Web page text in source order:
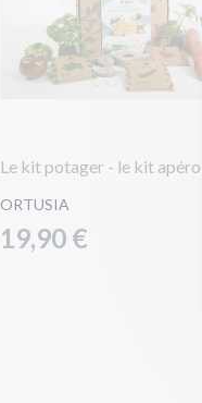
Le kit potager - le kit apéro
ORTUSIA
19,90 €